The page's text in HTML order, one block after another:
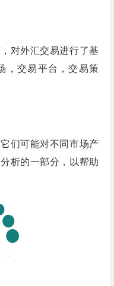
对外汇交易进行了基
，交易平台，交易策
们可能对不同市场产
析的一部分，以帮助